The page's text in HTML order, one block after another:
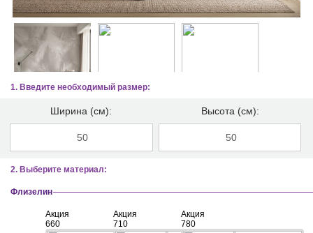
1. Введите необходимый размер:
Ширина (см): Высота (см):
2. Выберите материал:
Флизелин
Акция
660
Акция
710
Акция
780